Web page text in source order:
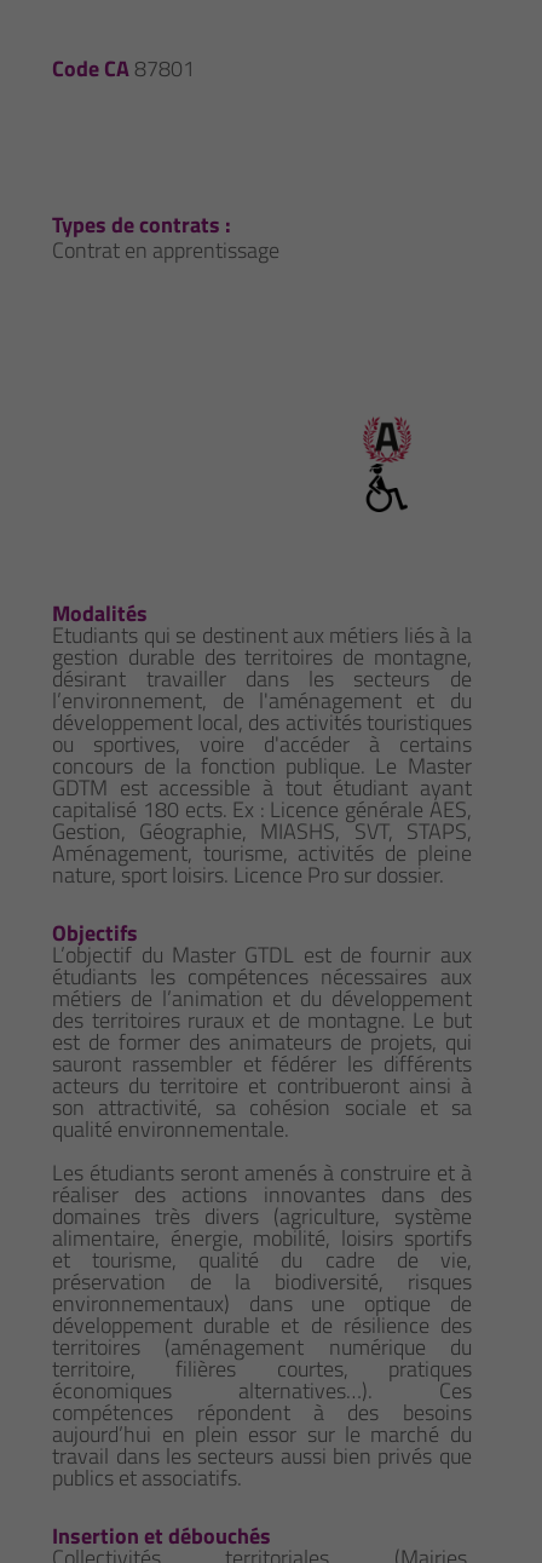
Code CA87801
Types de contrats :
Contrat en apprentissage
Modalités
Etudiants qui se destinent aux métiers liés à la
gestion durable des territoires de montagne,
désirant travailler dans les secteurs de
l’environnement, de l'aménagement et du
développement local, des activités touristiques
ou sportives, voire d'accéder à certains
concours de la fonction publique. Le Master
GDTM est accessible à tout étudiant ayant
capitalisé 180 ects. Ex : Licence générale AES,
Gestion, Géographie, MIASHS, SVT, STAPS,
Aménagement, tourisme, activités de pleine
nature, sport loisirs. Licence Pro sur dossier.
Objectifs
L’objectif du Master GTDL est de fournir aux
étudiants les compétences nécessaires aux
métiers de l’animation et du développement
des territoires ruraux et de montagne. Le but
est de former des animateurs de projets, qui
sauront rassembler et fédérer les différents
acteurs du territoire et contribueront ainsi à
son attractivité, sa cohésion sociale et sa
qualité environnementale.
Les étudiants seront amenés à construire et à
réaliser des actions innovantes dans des
domaines très divers (agriculture, système
alimentaire, énergie, mobilité, loisirs sportifs
et tourisme, qualité du cadre de vie,
préservation de la biodiversité, risques
environnementaux) dans une optique de
développement durable et de résilience des
territoires (aménagement numérique du
territoire, filières courtes, pratiques
économiques alternatives…). Ces
compétences répondent à des besoins
aujourd’hui en plein essor sur le marché du
travail dans les secteurs aussi bien privés que
publics et associatifs.
Insertion et débouchés